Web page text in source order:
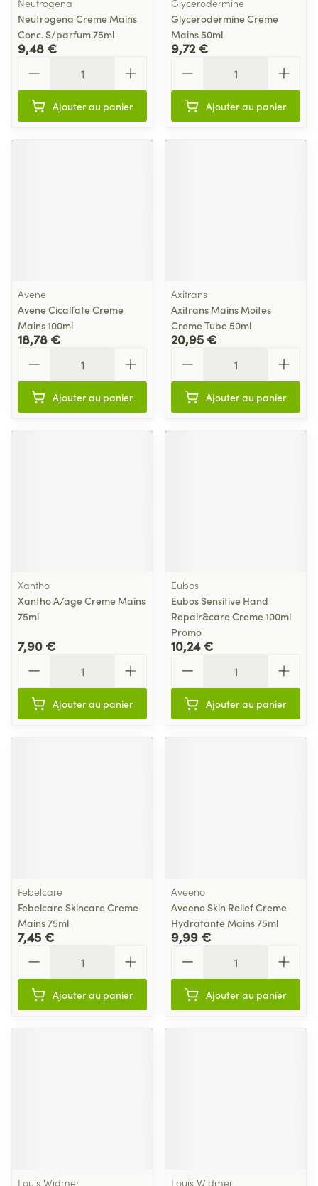
Neutrogena
Neutrogena Creme Mains
Conc. S/parfum 75ml
9,48 €
Ajouter au panier
Glycerodermine
Glycerodermine Creme
Mains 50ml
9,72 €
Ajouter au panier
Avene
Avene Cicalfate Creme
Mains 100ml
18,78 €
Ajouter au panier
Axitrans
Axitrans Mains Moites
Creme Tube 50ml
20,95 €
Ajouter au panier
Xantho
Xantho A/age Creme Mains
75ml
7,90 €
Ajouter au panier
Eubos
Eubos Sensitive Hand
Repair&care Creme 100ml
Promo
10,24 €
Ajouter au panier
Febelcare
Febelcare Skincare Creme
Mains 75ml
7,45 €
Ajouter au panier
Aveeno
Aveeno Skin Relief Creme
Hydratante Mains 75ml
9,99 €
Ajouter au panier
Louis Widmer Louis Widmer